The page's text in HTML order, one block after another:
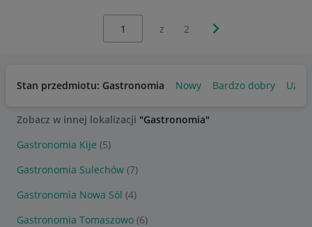
z 2 Następna strona
Stan przedmiotu: Gastronomia Nowy Bardzo dobry
Zobacz w innej lokalizacji "Gastronomia"
Gastronomia Kije (5)
Gastronomia Sulechów (7)
Gastronomia Nowa Sól (4)
Gastronomia Tomaszowo (6)